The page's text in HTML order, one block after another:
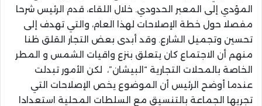
المؤدي إلى المعبر الحدودي. خلال اللقاء، قدم الرئيس شرحا
مفصلا حول خطة الإصلاحات لهذا العام، والتي تهدف إلى
تحسين وتجميل الشارع. وقد أبدى بعض التجار القلق ظنا
منهم أن الاجتماع كان يتعلق بنزع واقيات الشمس و المطر
الخاصة بالمحلات التجارية “البيشان”، لكن الأمور تبدلت
عندما أوضح الرئيس أن الموضوع يخص الإصلاحات التي
تجريها الجماعة بالتنسيق مع السلطات المحلية استعدادا